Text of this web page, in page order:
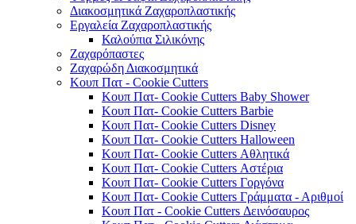
Διακοσμητικά Ζαχαροπλαστικής
Εργαλεία Ζαχαροπλαστικής
Καλούπια Σιλικόνης
Ζαχαρόπαστες
Ζαχαρώδη Διακοσμητικά
Κουπ Πατ - Cookie Cutters
Κουπ Πατ- Cookie Cutters Baby Shower
Κουπ Πατ- Cookie Cutters Barbie
Κουπ Πατ- Cookie Cutters Disney
Κουπ Πατ- Cookie Cutters Halloween
Κουπ Πατ- Cookie Cutters Αθλητικά
Κουπ Πατ- Cookie Cutters Αστέρια
Κουπ Πατ- Cookie Cutters Γοργόνα
Κουπ Πατ- Cookie Cutters Γράμματα - Αριθμοί
Κουπ Πατ - Cookie Cutters Δεινόσαυρος